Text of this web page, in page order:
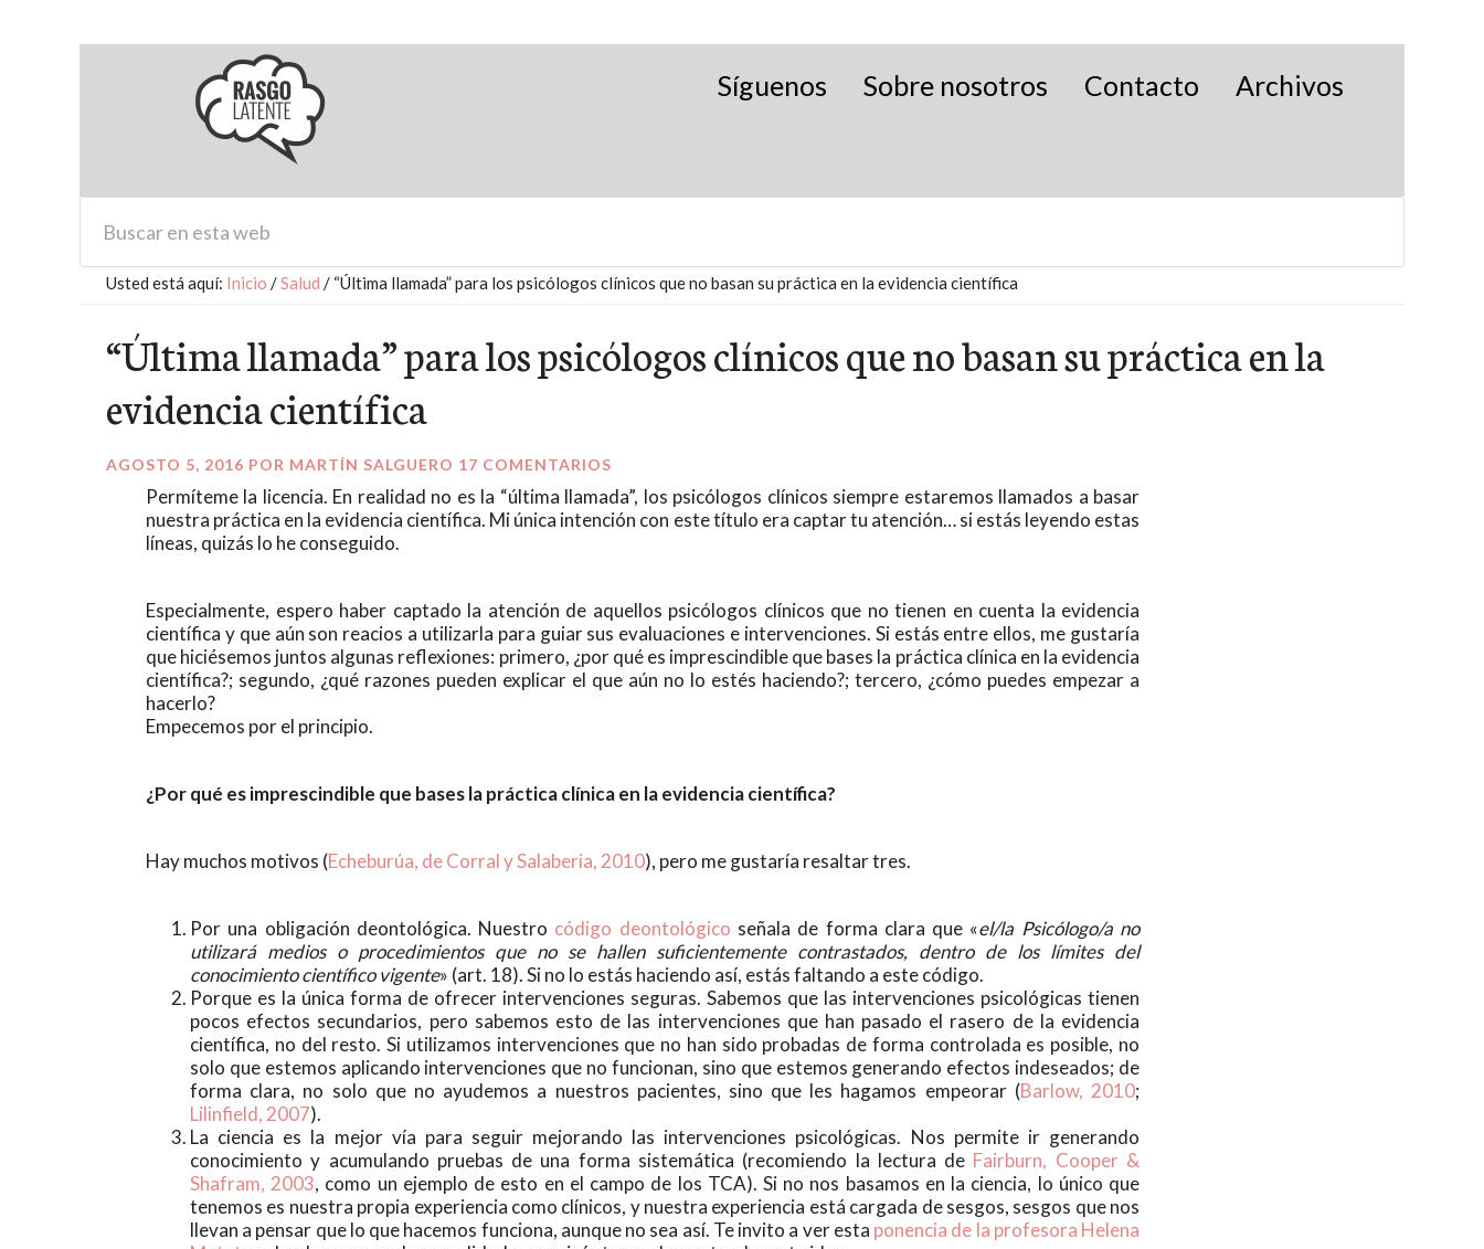
Síguenos Sobre nosotros Contacto Archivos
Usted está aquí: Inicio /Salud / “Última llamada” para los psicólogos clínicos que no basan su práctica en la evidencia científica
“Última llamada” para los psicólogos clínicos que no basan su práctica en la
evidencia científica
AGOSTO 5, 2016 POR MARTÍN SALGUERO 17 COMENTARIOS
Permíteme la licencia. En realidad no es la “última llamada”, los psicólogos clínicos siempre estaremos llamados a basar
nuestra práctica en la evidencia científica. Mi única intención con este título era captar tu atención… si estás leyendo estas
líneas, quizás lo he conseguido.
Especialmente, espero haber captado la atención de aquellos psicólogos clínicos que no tienen en cuenta la evidencia
científica y que aún son reacios a utilizarla para guiar sus evaluaciones e intervenciones. Si estás entre ellos, me gustaría
que hiciésemos juntos algunas reflexiones: primero, ¿por qué es imprescindible que bases la práctica clínica en la evidencia
científica?; segundo, ¿qué razones pueden explicar el que aún no lo estés haciendo?; tercero, ¿cómo puedes empezar a
hacerlo?
Empecemos por el principio.
¿Por qué es imprescindible que bases la práctica clínica en la evidencia científica?
Hay muchos motivos (Echeburúa, de Corral y Salaberia, 2010), pero me gustaría resaltar tres.
Por una obligación deontológica. Nuestro código deontológico señala de forma clara que «el/la Psicólogo/a no
utilizará medios o procedimientos que no se hallen suficientemente contrastados, dentro de los límites del
conocimiento científico vigente» (art. 18). Si no lo estás haciendo así, estás faltando a este código.
Porque es la única forma de ofrecer intervenciones seguras. Sabemos que las intervenciones psicológicas tienen
pocos efectos secundarios, pero sabemos esto de las intervenciones que han pasado el rasero de la evidencia
científica, no del resto. Si utilizamos intervenciones que no han sido probadas de forma controlada es posible, no
solo que estemos aplicando intervenciones que no funcionan, sino que estemos generando efectos indeseados; de
forma clara, no solo que no ayudemos a nuestros pacientes, sino que les hagamos empeorar (Barlow, 2010;
Lilinfield, 2007).
La ciencia es la mejor vía para seguir mejorando las intervenciones psicológicas. Nos permite ir generando
conocimiento y acumulando pruebas de una forma sistemática (recomiendo la lectura de Fairburn, Cooper &
Shafram, 2003, como un ejemplo de esto en el campo de los TCA). Si no nos basamos en la ciencia, lo único que
tenemos es nuestra propia experiencia como clínicos, y nuestra experiencia está cargada de sesgos, sesgos que nos
llevan a pensar que lo que hacemos funciona, aunque no sea así. Te invito a ver esta ponencia de la profesora Helena